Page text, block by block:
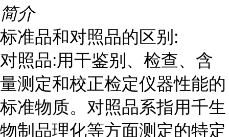
简介
标准品和对照品的区别:
对照品:用干鉴别、检查、含
量测定和校正检定仪器性能的
标准物质。对照品系指用千生
物制品理化等方面测定的特定